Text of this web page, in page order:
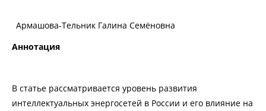
Армашова-Тельник Галина Семёновна
Аннотация
В статье рассматривается уровень развития
интеллектуальных энергосетей в России и его влияние на